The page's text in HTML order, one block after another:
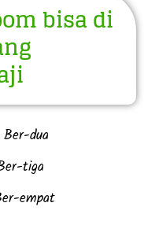
bisa di
dua
tiga
empat